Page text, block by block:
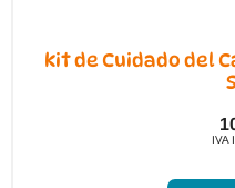
kit de Cuidado del
IVA